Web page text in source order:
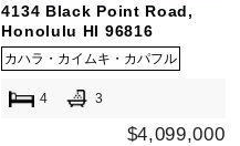
4134 Black Point Road,
Honolulu HI 96816
カハラ・カイムキ・カパフル
4 3
$4,099,000